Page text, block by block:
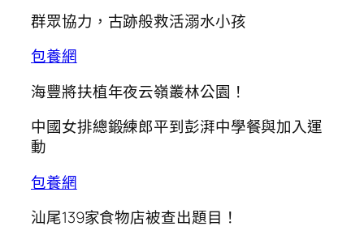
群眾協力，古跡般救活溺水小孩
包養網
海豐將扶植年夜云嶺叢林公園！
中國女排總鍛練郎平到彭湃中學餐與加入運
動
包養網
汕尾139家食物店被查出題目！